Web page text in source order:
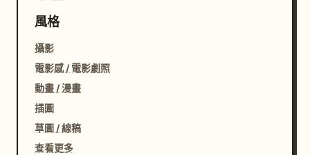
風格
攝影
電影感 / 電影劇照
動畫 / 漫畫
插圖
草圖 / 線稿
查看更多